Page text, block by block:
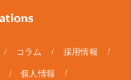
コラム 採用情報
個人情報